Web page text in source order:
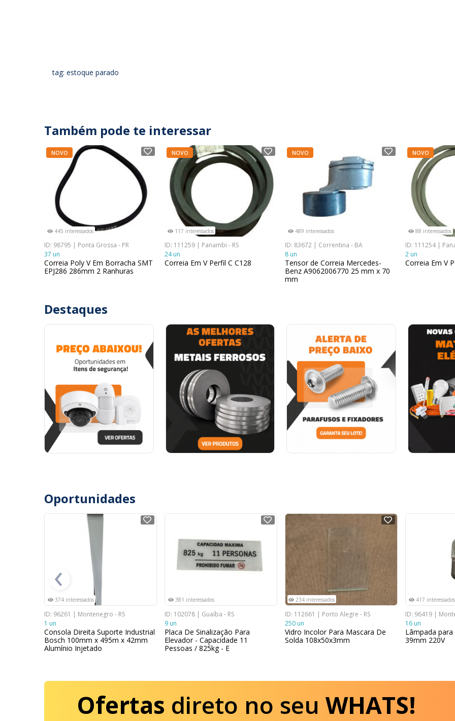
tag: estoque parado
Também pode te interessar
NOVO
445 interessados
ID: 98795 | Ponta Grossa - PR
37 un
Correia Poly V Em Borracha SMT
EPJ286 286mm 2 Ranhuras
NOVO
117 interessados
ID: 111259 | Panambi - RS
24 un
Correia Em V Perfil C C128
NOVO
489 interessados
ID: 83672 | Correntina - BA
8 un
Tensor de Correia Mercedes-
Benz A9062006770 25 mm x 70
mm
NOVO
88 interessados
ID: 111254 |
2 un
Correia Em V
Destaques
Oportunidades
374 interessados
ID: 96261 | Montenegro - RS
1 un
Consola Direita Suporte Industrial
Bosch 100mm x 495m x 42mm
Alumínio Injetado
381 interessados
ID: 102078 | Guaíba - RS
9 un
Placa De Sinalização Para
Elevador - Capacidade 11
Pessoas / 825kg - E
234 interessados
ID: 112661 | Porto Alegre - RS
250 un
Vidro Incolor Para Mascara De
Solda 108x50x3mm
417 interessados
ID: 96419 |
16 un
Lâmpada
39mm 220V
‹
Ofertas direto no seu WHATS!